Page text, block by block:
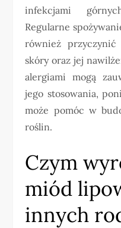
infekcjami
Regularne
również
skóry oraz jej
alergiami mogą
jego stosowania,
może pomóc w
roślin.
Czym
miód
innych